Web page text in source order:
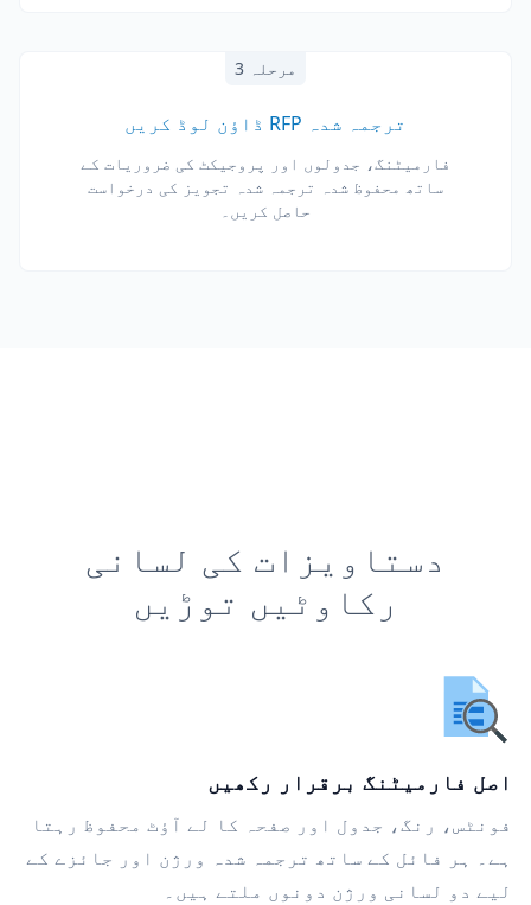
مرحلہ 3
ترجمہ شدہ RFP ڈاؤن لوڈ کریں
فارمیٹنگ، جدولوں اور پروجیکٹ کی ضروریات کے
ساتھ محفوظ شدہ ترجمہ شدہ تجویز کی درخواست
حاصل کریں۔
دستاویزات کی لسانی
رکاوٹیں توڑیں
اصل فارمیٹنگ برقرار رکھیں
فونٹس، رنگ، جدول اور صفحہ کا لے آؤٹ محفوظ رہتا
ہے۔ ہر فائل کے ساتھ ترجمہ شدہ ورژن اور جائزے کے
لیے دو لسانی ورژن دونوں ملتے ہیں۔